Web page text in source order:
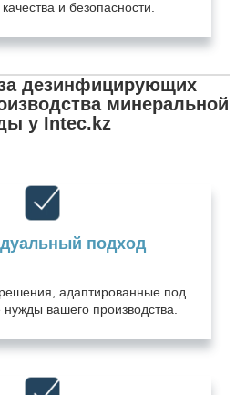
и безопасности.
дезинфицирующих
минеральной
у Intec.kz
подход
адаптированные под
вашего производства.